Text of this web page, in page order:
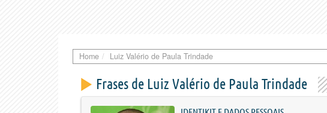
Home Luiz Valério de Paula Trindade
Frases de Luiz Valério de Paula Trindade